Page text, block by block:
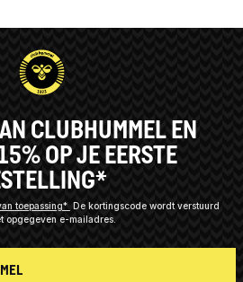
CLUBHUMMEL EN
OP JE EERSTE
toepassing* De kortingscode wordt verstuurd
opgegeven e-mailadres.